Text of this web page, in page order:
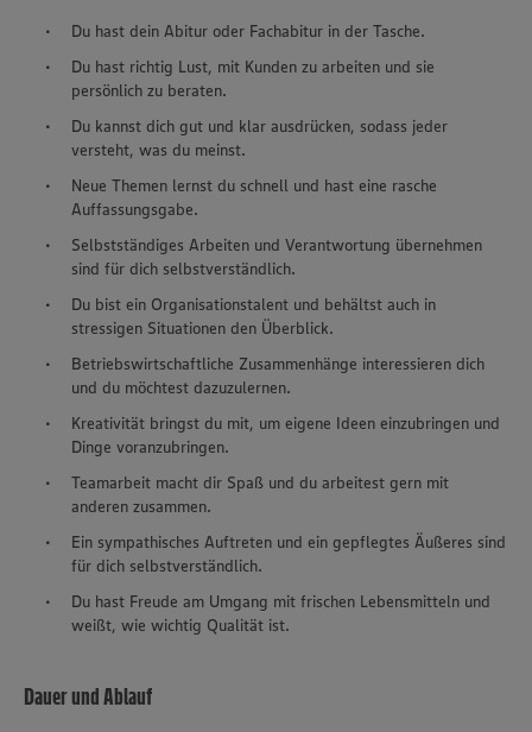
Du hast dein Abitur oder Fachabitur in der Tasche.
Du hast richtig Lust, mit Kunden zu arbeiten und sie
persönlich zu beraten.
Du kannst dich gut und klar ausdrücken, sodass jeder
versteht, was du meinst.
Neue Themen lernst du schnell und hast eine rasche
Auffassungsgabe.
Selbstständiges Arbeiten und Verantwortung übernehmen
sind für dich selbstverständlich.
Du bist ein Organisationstalent und behältst auch in
stressigen Situationen den Überblick.
Betriebswirtschaftliche Zusammenhänge interessieren dich
und du möchtest dazuzulernen.
Kreativität bringst du mit, um eigene Ideen einzubringen und
Dinge voranzubringen.
Teamarbeit macht dir Spaß und du arbeitest gern mit
anderen zusammen.
Ein sympathisches Auftreten und ein gepflegtes Äußeres sind
für dich selbstverständlich.
Du hast Freude am Umgang mit frischen Lebensmitteln und
weißt, wie wichtig Qualität ist.
Dauer und Ablauf